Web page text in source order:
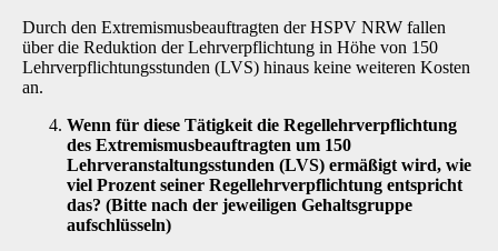
Durch den Extremismusbeauftragten der HSPV NRW fallen
über die Reduktion der Lehrver­pflichtung in Höhe von 150
Lehrverpflichtungsstunden (LVS) hinaus keine weiteren Kosten
an.
Wenn für diese Tätigkeit die Regellehrverpflichtung
des Extremismusbeauftragten um 150
Lehrveranstaltungsstunden (LVS) ermäßigt wird, wie
viel Prozent seiner Regellehrverpflichtung entspricht
das? (Bitte nach der jeweiligen Gehaltsgruppe
aufschlüsseln)